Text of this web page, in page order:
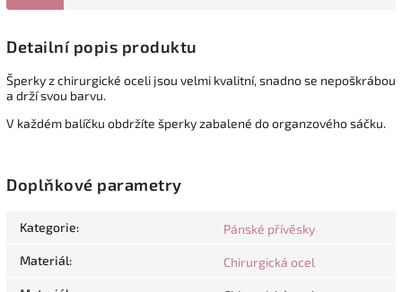
Detailní popis produktu
Šperky z chirurgické oceli jsou velmi kvalitní, snadno se nepoškrábou
a drží svou barvu.
V každém balíčku obdržíte šperky zabalené do organzového sáčku.
Doplňkové parametry
Kategorie: Pánské přívěsky
Materiál: Chirurgická ocel